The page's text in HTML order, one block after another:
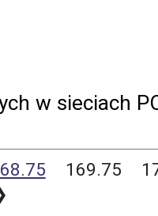
w sieciach
169.75